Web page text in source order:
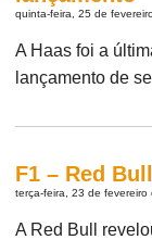
quinta-feira, 25 de
A Haas foi a
lançamento de
F1 – Red
terça-feira, 23 de
A Red Bull